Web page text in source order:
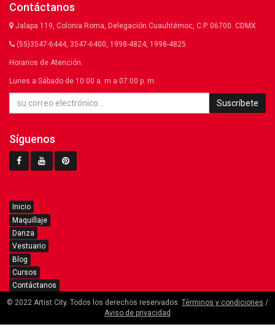
Contáctanos
Jalapa 119, Colonia Roma, Delegación Cuauhtémoc, C.P. 06700. CDMX
(55)3547-6444, 3547-6400, 1998-4824, 1998-4825
Horarios de Atención:
Lunes a Sábado de 10:00 a. m a 07:00 p. m.
Suscríbete
Síguenos
Inicio
Maquillaje
Danza
Vestuario
Blog
Cursos
Contáctanos
© 2022 Artist City. Todos los derechos reservados. Términos y condiciones /
Aviso de privacidad